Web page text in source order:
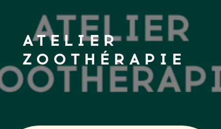
ATELIER
ZOOTHÉRAPIE